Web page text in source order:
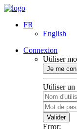
FR
English
Connexion
Utiliser
Je me
Utiliser un
Valider
Error: